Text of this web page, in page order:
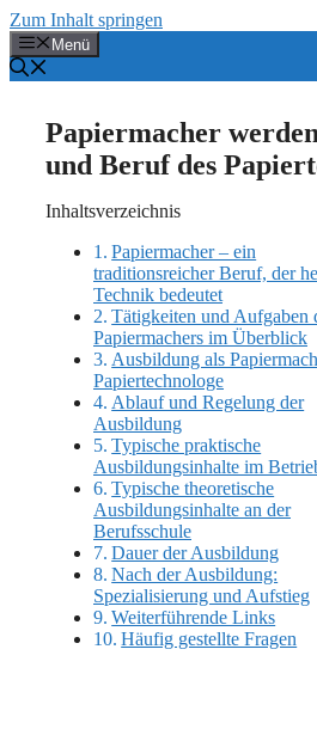
Zum Inhalt springen
Menü
Papiermacher
und Beruf des
Inhaltsverzeichnis
Papiermacher – ein
traditionsreicher Beruf, der
Technik bedeutet
Tätigkeiten und Aufgaben
Papiermachers im Überblick
Ausbildung als
Papiertechnologe
Ablauf und Regelung der
Ausbildung
Typische praktische
Ausbildungsinhalte im
Typische theoretische
Ausbildungsinhalte an der
Berufsschule
Dauer der Ausbildung
Nach der Ausbildung:
Spezialisierung und Aufstieg
Weiterführende Links
Häufig gestellte Fragen